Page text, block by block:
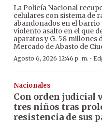
La Policía Nacional
celulares con sistema de
abandonados en el
violento asalto en el que
aparatos y G. 58 millones
Mercado de Abasto de
Agosto 6, 2026 12:46 p. m. ·
Nacionales
Con orden judicial
tres niños tras
resistencia de sus